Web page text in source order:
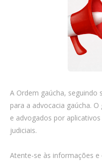
A Ordem gaúcha,
para a advocacia gaúcha.
e advogados por
judiciais.
Atente-se às informações